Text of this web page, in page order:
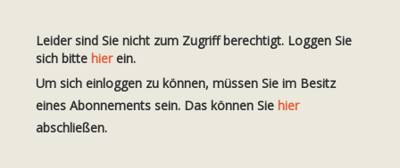
Leider sind Sie nicht zum Zugriff berechtigt. Loggen Sie
sich bitte hierein.
Um sich einloggen zu können, müssen Sie im Besitz
eines Abonnements sein. Das können Sie hier
abschließen.